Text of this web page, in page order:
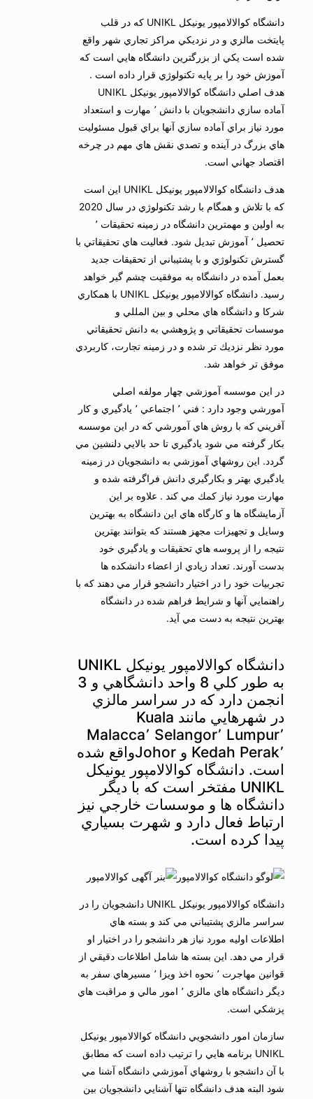
دانشگاه كوالالامپور يونيكل UNIKL كه در قلب
پايتخت مالزي و در نزديكي مراكز تجاري شهر واقع
شده است يكي از بزرگترين دانشگاه هايي است كه
آموزش خود را بر پايه تكنولوژي قرار داده است .
هدف اصلي دانشگاه كوالالامپور يونيكل UNIKL
آماده سازي دانشجويان با دانش ٬ مهارت و استعداد
مورد نياز براي آماده سازي آنها براي قبول مسئوليت
هاي بزرگ در آينده و تصدي نقش هاي مهم در چرخه
اقتصاد جهاني است.
هدف دانشگاه كوالالامپور يونيكل UNIKL اين است
كه با تلاش و همگام با رشد تكنولوژي در سال 2020
به اولين و مهمترين دانشگاه در زمينه تحقيقات ٬
تحصيل ٬ آموزش تبديل شود. فعاليت هاي تحقيقاتي با
گسترش تكنولوژي و با پشتيباني از تحقيقات جديد
بعمل آمده در دانشگاه به موفقيت چشم گير خواهد
رسيد. دانشگاه كوالالامپور يونيكل UNIKL با همكاري
شركا و دانشگاه هاي محلي و بين المللي و
موسسات تحقيقاتي و پژوهشي به دانش تحقيقاتي
مورد نظر نزديك تر شده و در زمينه تجارت، كاربردي
موفق تر خواهد شد.
در اين موسسه آموزشي چهار مولفه اصلي
آمورشي وجود دارد : فني ٬ اجتماعي ٬ يادگيري و كار
آفريني كه با روش هاي آمورشي كه در اين موسسه
بكار گرفته مي شود يادگيري تا حد بالايي دلنشين مي
گردد. اين روشهاي آموزشي به دانشجويان در زمينه
يادگيري بهتر و بكارگيري دانش فراگرفته شده و
مهارت مورد نياز كمك مي كند . علاوه بر اين
آزمايشگاه ها و كارگاه هاي اين دانشگاه به بهترين
وسايل و تجهيزات مجهز هستند كه بتوانند بهترين
نتيجه را از پروسه هاي تحقيقات و يادگيري خود
بدست آورند. تعداد زيادي از اعضاء دانشكده ها
تجربيات خود را در اختيار دانشجو قرار مي دهند كه با
راهنمايي آنها و شرايط فراهم شده در دانشگاه
بهترين نتيجه به دست مي آيد.
دانشگاه كوالالامپور يونيكل UNIKL
به طور كلي 8 واحد دانشگاهي و 3
انجمن دارد كه در سراسر مالزي
در شهرهايي مانند Kuala
Lumpur٬ Selangor٬ Malacca٬
Perak٬ Kedah و Johorواقع شده
است. دانشگاه كوالالامپور يونيكل
UNIKL مفتخر است كه با ديگر
دانشگاه ها و موسسات خارجي نيز
ارتباط فعال دارد و شهرت بسياري
پيدا كرده است.
دانشگاه كوالالامپور يونيكل UNIKL دانشجويان را در
سراسر مالزي پشتيباني مي كند و بسته هاي
اطلاعات اوليه مورد نياز هر دانشجو را در اختيار او
قرار مي دهد. اين بسته ها شامل اطلاعات دقيقي از
قوانين مهاجرت ٬ نحوه اخذ ويزا ٬ مسيرهاي سفر به
ديگر دانشگاه هاي مالزي ٬ امور مالي و مراقبت هاي
پزشكي است.
سازمان امور دانشجويي دانشگاه كوالالامپور يونيكل
UNIKL برنامه هايي را ترتيب داده است كه مطابق
با آن دانشجو با روشهاي آموزشي دانشگاه آشنا مي
شود البته هدف دانشگاه تنها آشنايي دانشجويان بين